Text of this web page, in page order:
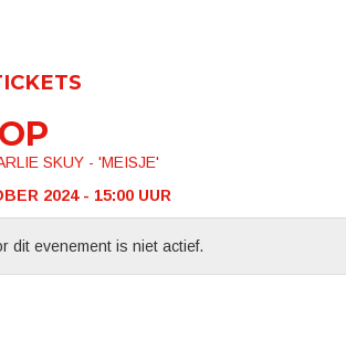
SKUY - 'MEISJE'
2024 - 15:00 UUR
dit evenement is niet actief.